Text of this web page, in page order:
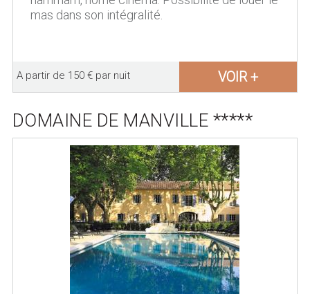
mas dans son intégralité.
A partir de 150 € par nuit VOIR +
DOMAINE DE MANVILLE *****